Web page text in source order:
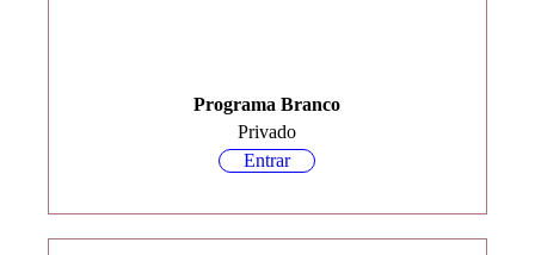
Programa Branco
Privado
Entrar